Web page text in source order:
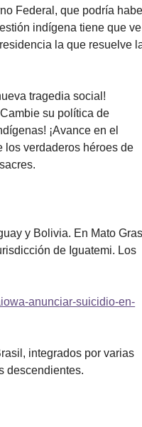
Federal, que podría
indígena tiene que
la que resuelve
tragedia social!
su política de
¡Avance en el
los verdaderos héroes de
y Bolivia. En Mato
de Iguatemi. Los
anunciar-suicidio-en-
integrados por varias
descendientes.